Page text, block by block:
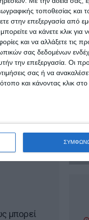
τοποθεσίας και
στην επεξεργασία από
να κάνετε κλικ για
και να αλλάξετε τις
σας δεδομένων
την επεξεργασία. Οι
σας ή να
και κάνοντας κλικ
μπορεί